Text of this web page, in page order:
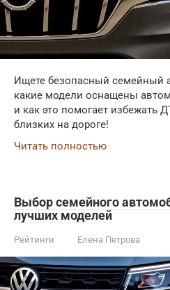
Ищете безопасный семейный
какие модели оснащены
и как это помогает избежать
близких на дороге!
Читать полностью
Выбор семейного
лучших моделей
Рейтинги Елена Петрова